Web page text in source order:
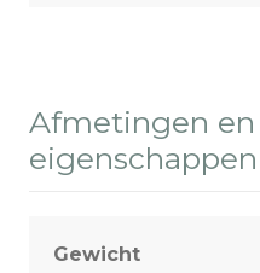
Afmetingen en
eigenschappen
Gewicht